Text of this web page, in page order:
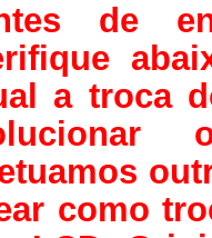
de
a troca
como